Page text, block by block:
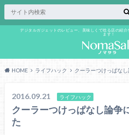
デジタルガジェットのレビュー、美味しくて唸る店の紹介
ます！
HOME ライフハック クーラーつけっぱな
2016.09.21 ライフハック
クーラーつけっぱなし論争
た